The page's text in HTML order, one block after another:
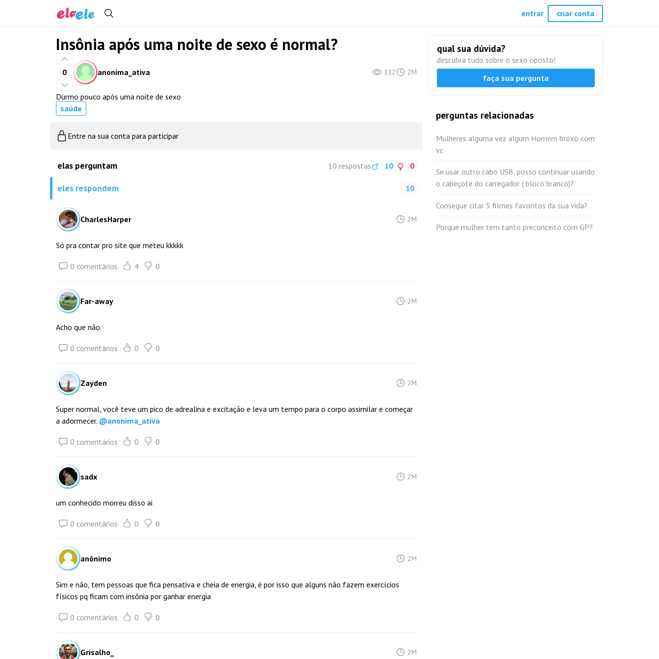
Insônia após uma noite de sexo é normal?
0 anonima_ativa 112 2M
Durmo pouco após uma noite de sexo
saúde
Entre na sua conta para participar
elas perguntam 10 respostas 10 0
eles respondem 10
CharlesHarper 2M
Só pra contar pro site que meteu kkkkk
0 comentários 4 0
Far-away 2M
Acho que não.
0 comentários 0 0
Zayden 2M
Super normal, você teve um pico de adrealina e excitação e leva um tempo para o corpo assimilar e começar
a adormecer. @anonima_ativa
0 comentários 0 0
sadx 2M
um conhecido morreu disso ai
0 comentários 0 0
anônimo 2M
Sim e não, tem pessoas que fica pensativa e cheia de energia, é por isso que alguns não fazem exercícios
físicos pq ficam com insônia por ganhar energia
0 comentários 0 0
Grisalho_ 2M
qual sua dúvida?
descubra tudo sobre o sexo oposto!
faça sua pergunta
perguntas relacionadas
Mulheres alguma vez algum Homem broxo com
vc
Se usar outro cabo USB, posso continuar usando
o cabeçote do carregador ( bloco branco)?
Consegue citar 5 filmes favoritos da sua vida?
Porque mulher tem tanto preconceito com GP?
entrar criar conta